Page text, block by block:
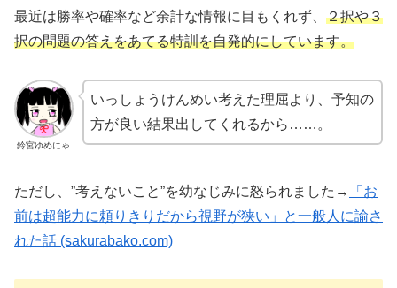
最近は勝率や確率など余計な情報に目もくれず、 ２択や３
択の問題の答えをあてる特訓を自発的にしています。
鈴宮ゆめにゃ
いっしょうけんめい考えた理屈より、予知の
方が良い結果出してくれるから……。
ただし、”考えないこと”を幼なじみに怒られました→
「お
前は超能力に頼りきりだから視野が狭い」と一般人に諭さ
れた話 (sakurabako.com)